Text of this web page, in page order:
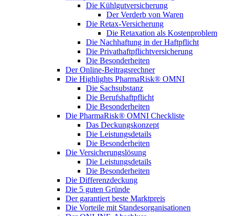
Die Kühlgutversicherung
Der Verderb von Waren
Die Retax-Versicherung
Die Retaxation als Kostenproblem
Die Nachhaftung in der Haftpflicht
Die Privathaftpflichtversicherung
Die Besonderheiten
Der Online-Beitragsrechner
Die Highlights PharmaRisk® OMNI
Die Sachsubstanz
Die Berufshaftpflicht
Die Besonderheiten
Die PharmaRisk® OMNI Checkliste
Das Deckungskonzept
Die Leistungsdetails
Die Besonderheiten
Die Versicherungslösung
Die Leistungsdetails
Die Besonderheiten
Die Differenzdeckung
Die 5 guten Gründe
Der garantiert beste Marktpreis
Die Vorteile mit Standesorganisationen